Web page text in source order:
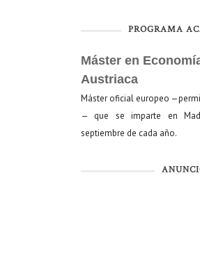
PROGRAMA
Máster en
Austriaca
Máster oficial europeo
— que se imparte en
septiembre de cada año.